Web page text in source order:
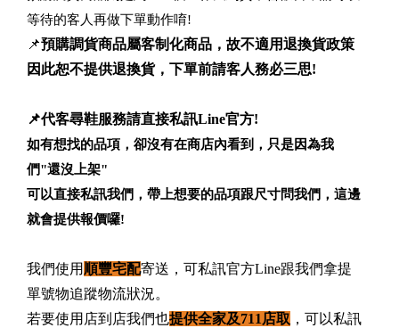
等待的客人再做下單動作唷!
📌預購調貨商品屬客制化商品，故不適用退換貨政策
因此恕不提供退換貨，下單前請客人務必三思!
📌代客尋鞋服務請直接私訊Line官方!
如有想找的品項，卻沒有在商店內看到，只是因為我
們"還沒上架"
可以直接私訊我們，帶上想要的品項跟尺寸問我們，這邊
就會提供報價囉!
我們使用 順豐宅配寄送，可私訊官方Line跟我們拿提
單號物追蹤物流狀況。
若要使用店到店我們也提供全家及711店取 ，可以私訊